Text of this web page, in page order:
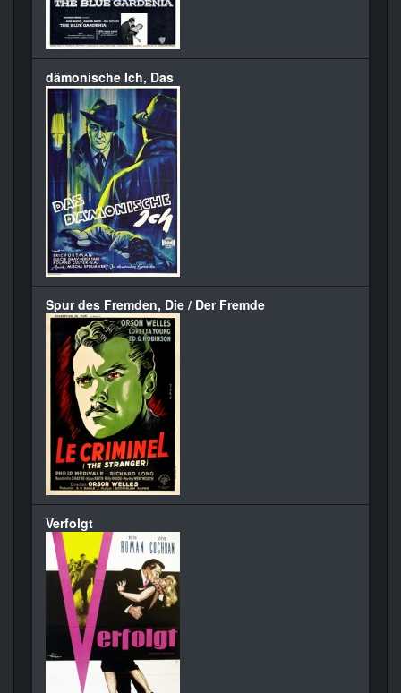
dämonische Ich, Das
Spur des Fremden, Die / Der Fremde
Verfolgt